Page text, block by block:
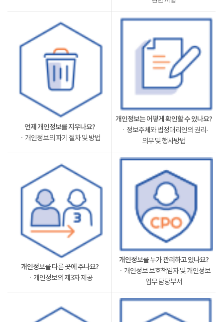
언제 개인정보를 지우나요?
ㆍ개인정보의 파기 절차 및 방법
개인정보는 어떻게 확인할 수 있나요?
ㆍ정보주체와 법정대리인의 권리·
의무 및 행사방법
개인정보를 다른 곳에 주나요?
ㆍ개인정보의 제3자 제공
개인정보를 누가 관리하고 있나요?
ㆍ개인정보 보호책임자 및 개인정보
업무 담당부서